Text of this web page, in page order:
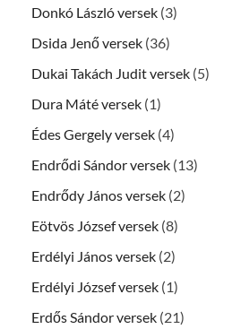
Donkó László versek (3)
Dsida Jenő versek (36)
Dukai Takách Judit versek (5)
Dura Máté versek (1)
Édes Gergely versek (4)
Endrődi Sándor versek (13)
Endrődy János versek (2)
Eötvös József versek (8)
Erdélyi János versek (2)
Erdélyi József versek (1)
Erdős Sándor versek (21)